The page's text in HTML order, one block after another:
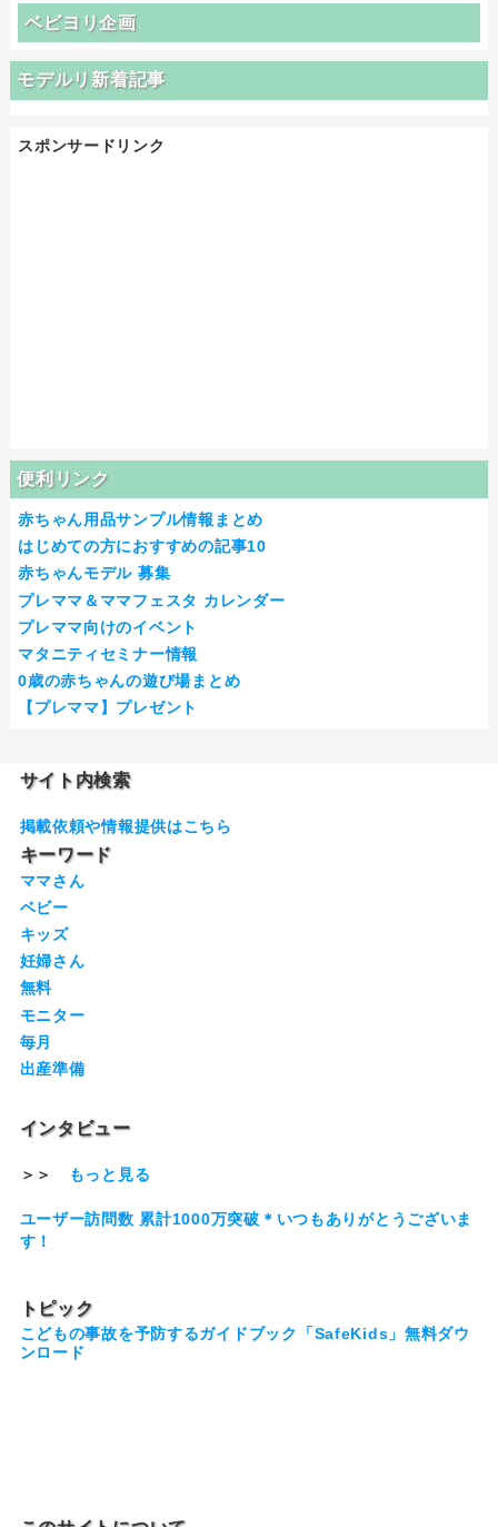
ベビヨリ企画
モデルリ新着記事
スポンサードリンク
便利リンク
赤ちゃん用品サンプル情報まとめ
はじめての方におすすめの記事10
赤ちゃんモデル 募集
プレママ＆ママフェスタ カレンダー
プレママ向けのイベント
マタニティセミナー情報
0歳の赤ちゃんの遊び場まとめ
【プレママ】プレゼント
サイト内検索
掲載依頼や情報提供はこちら
キーワード
ママさん
ベビー
キッズ
妊婦さん
無料
モニター
毎月
出産準備
インタビュー
＞＞ もっと見る
ユーザー訪問数 累計1000万突破＊いつもありがとうございま
す！
トピック
こどもの事故を予防するガイドブック「SafeKids」無料ダウ
ンロード